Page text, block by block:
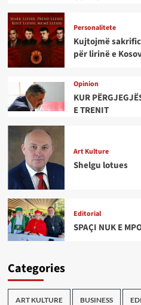
Personalitete
Kujtojmë
për lirinë e
Opinion
KUR
E TRENIT
Art Kulture
Shelgu lotues
Editorial
SPAÇI NUK E
Categories
ART KULTURE BUSINESS